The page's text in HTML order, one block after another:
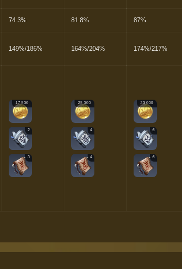
74.3% 81.8% 87%
149%/186% 164%/204% 174%/217%
17 500
2
3
25 000
4
4
30 000
6
6